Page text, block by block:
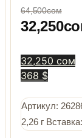
64,500сом
32,250
32,250 сом
368 $
Артикул:
2,26 г